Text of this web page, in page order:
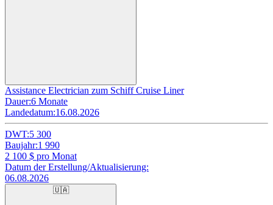
Assistance Electrician zum Schiff Cruise Liner
Dauer:6 Monate
Landedatum:16.08.2026
DWT:5 300
Baujahr:1 990
2 100 $ pro Monat
Datum der Erstellung/Aktualisierung:
06.08.2026
🇺🇦